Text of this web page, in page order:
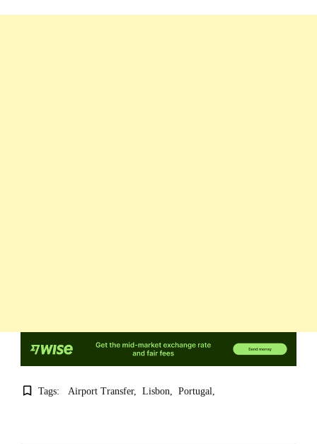
Tags: Airport Transfer Lisbon Portugal